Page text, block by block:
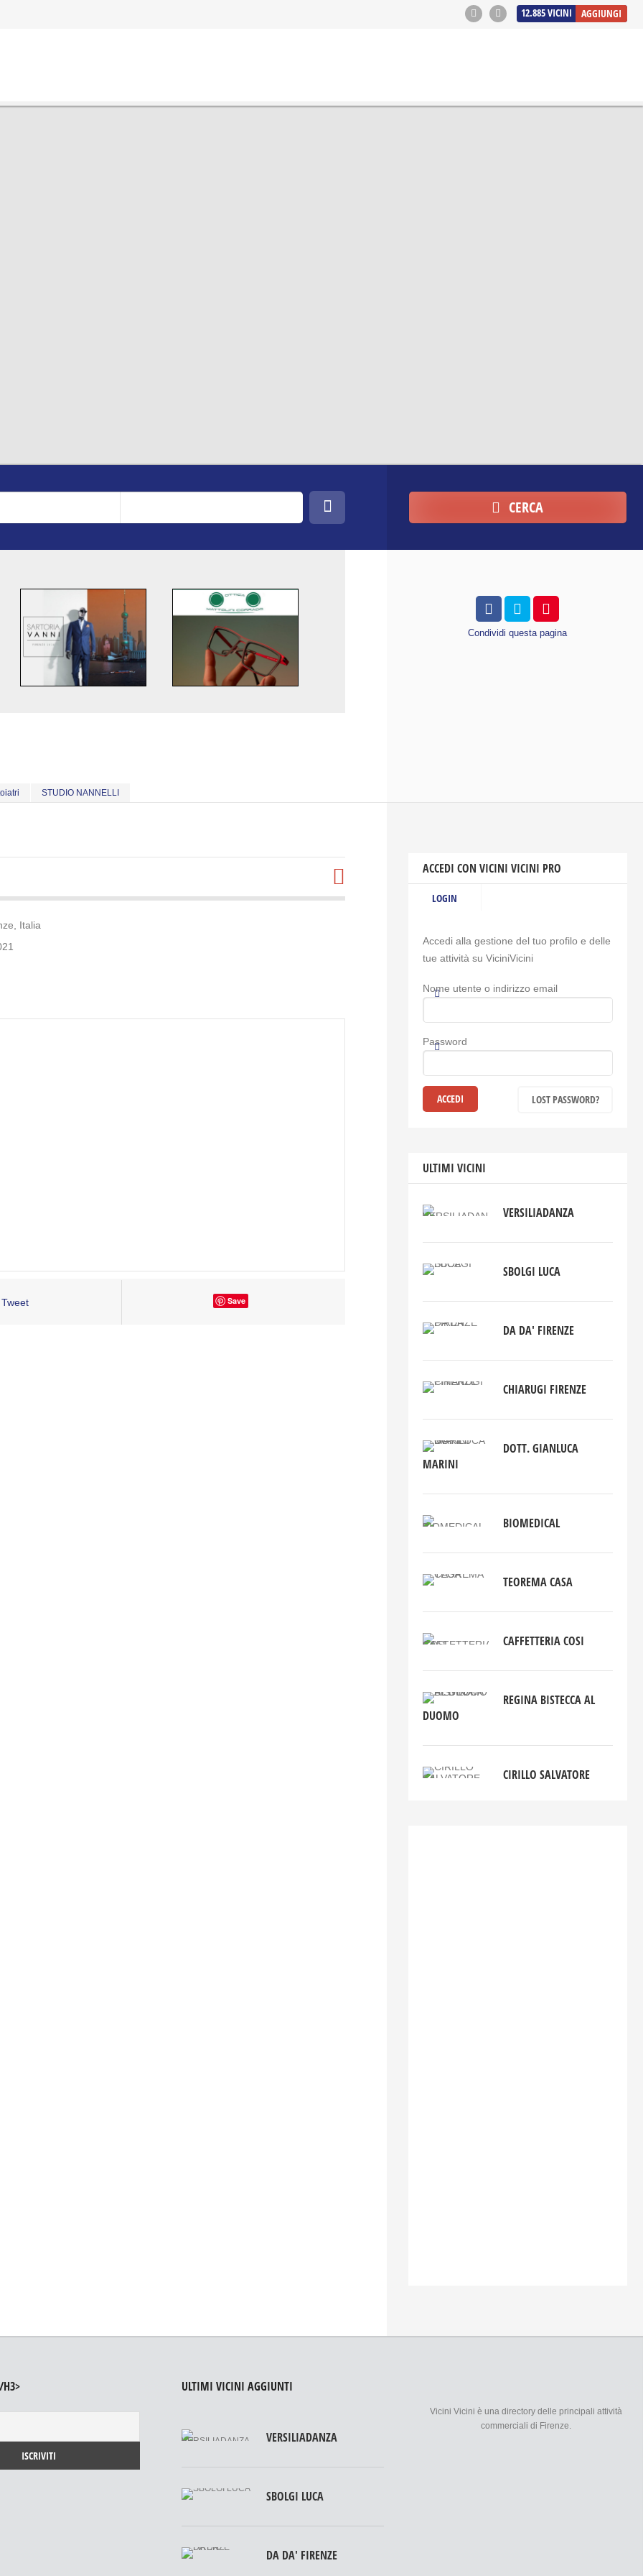
12.885VICINI AGGIUNGI
CERCA
STUDIO NANNELLI
Condividi questa pagina
Italia
Tweet Save
ACCEDI CON VICINI VICINI PRO
LOGIN
Accedi alla gestione del tuo profilo e delle
tue attività su ViciniVicini
Nome utente o indirizzo email
Password
LOST PASSWORD?
ULTIMI VICINI
VERSILIADANZA
SBOLGI LUCA
DA DA' FIRENZE
CHIARUGI FIRENZE
DOTT. GIANLUCA
MARINI
BIOMEDICAL
TEOREMA CASA
CAFFETTERIA COSI
REGINA BISTECCA AL
DUOMO
CIRILLO SALVATORE
H3> ULTIMI VICINI AGGIUNTI
VERSILIADANZA
SBOLGI LUCA
DA DA' FIRENZE
Vicini Vicini è una directory delle principali attività
commerciali di Firenze.